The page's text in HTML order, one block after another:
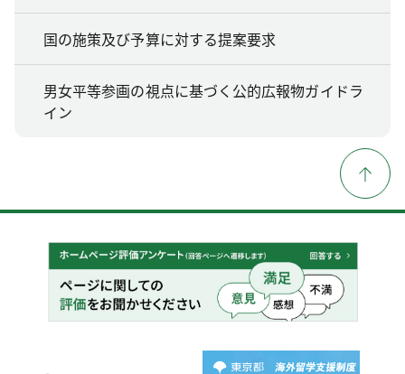
国の施策及び予算に対する提案要求
男女平等参画の視点に基づく公的広報物ガイドラ
イン